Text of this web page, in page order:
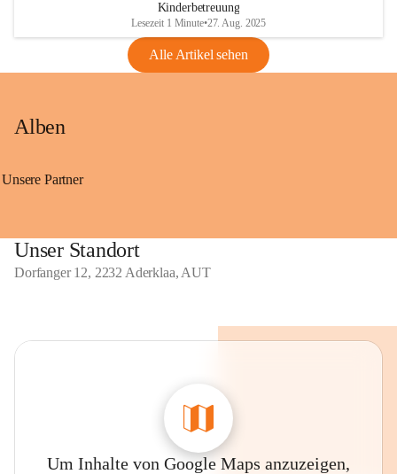
Kinderbetreuung
Lesezeit 1 Minute•27. Aug. 2025
Alle Artikel sehen
Alben
Unsere Partner
Unser Standort
Dorfanger 12, 2232 Aderklaa, AUT
Um Inhalte von Google Maps anzuzeigen,